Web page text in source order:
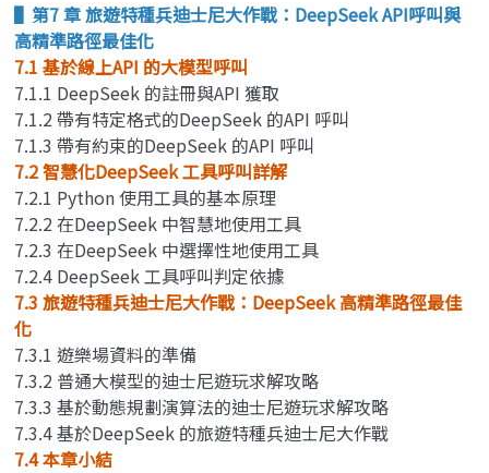
▌第7 章 旅遊特種兵迪士尼大作戰：DeepSeek API呼叫與
高精準路徑最佳化
7.1 基於線上API 的大模型呼叫
7.1.1 DeepSeek 的註冊與API 獲取
7.1.2 帶有特定格式的DeepSeek 的API 呼叫
7.1.3 帶有約束的DeepSeek 的API 呼叫
7.2 智慧化DeepSeek 工具呼叫詳解
7.2.1 Python 使用工具的基本原理
7.2.2 在DeepSeek 中智慧地使用工具
7.2.3 在DeepSeek 中選擇性地使用工具
7.2.4 DeepSeek 工具呼叫判定依據
7.3 旅遊特種兵迪士尼大作戰：DeepSeek 高精準路徑最佳
化
7.3.1 遊樂場資料的準備
7.3.2 普通大模型的迪士尼遊玩求解攻略
7.3.3 基於動態規劃演算法的迪士尼遊玩求解攻略
7.3.4 基於DeepSeek 的旅遊特種兵迪士尼大作戰
7.4 本章小結